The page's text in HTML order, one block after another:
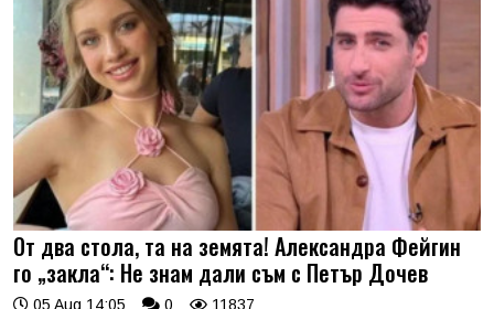
От два стола, та на земята! Александра Фейгин
го „закла“: Не знам дали съм с Петър Дочев
05 Aug 14:05 0 11837